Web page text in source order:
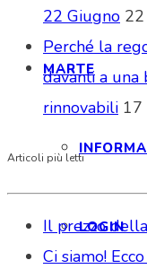
MARTE
LOGIN
22 Giugno
Perché la
davanti a una
rinnovabili 17
Articoli più letti
Il prezzo
Ci siamo!